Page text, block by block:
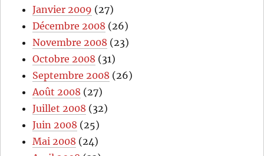
Janvier 2009 (27)
Décembre 2008 (26)
Novembre 2008 (23)
Octobre 2008 (31)
Septembre 2008 (26)
Août 2008 (27)
Juillet 2008 (32)
Juin 2008 (25)
Mai 2008 (24)